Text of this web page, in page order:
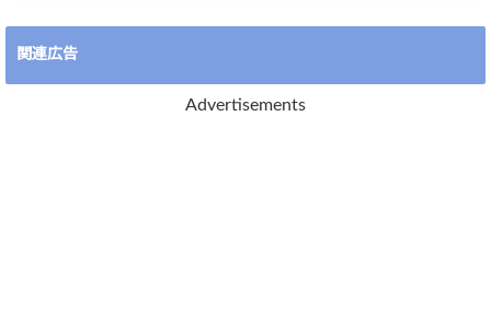
関連広告
Advertisements